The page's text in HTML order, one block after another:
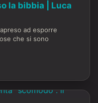
la bibbia | Luca
ad esporre
che si sono